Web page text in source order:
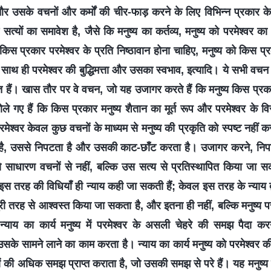
उसके वचनों और कर्मों की चीर-फाड़ करने के लिए विभिन्न प्रकार के
सत्यों का समावेश है, जैसे कि मनुष्य का कर्तव्य, मनुष्य को परमेश्वर का
प्रकार परमेश्वर के प्रति निष्ठावान होना चाहिए, मनुष्य को किस
ही परमेश्वर की बुद्धिमत्ता और उसका स्वभाव, इत्यादि। ये सभी
हैं। खास तौर पर वे वचन, जो यह उजागर करते हैं कि मनुष्य किस
गए हैं कि किस प्रकार मनुष्य शैतान का मूर्त रूप और परमेश्वर के
केवल कुछ वचनों के माध्यम से मनुष्य की प्रकृति को स्पष्ट नहीं
उससे निपटता है और उसकी काट-छाँट करता है। उजागर करने,
साधारण वचनों से नहीं, बल्कि उस सत्य से प्रतिस्थापित किया जा
तरह की विधियाँ ही न्याय कही जा सकती हैं; केवल इस तरह के न्याय
तरह से आश्वस्त किया जा सकता है, और इतना ही नहीं, बल्कि मनुष्य
का कार्य मनुष्य में परमेश्वर के असली चेहरे की समझ पैदा
सामने लाने का काम करता है। न्याय का कार्य मनुष्य को परमेश्वर
की अधिक समझ प्राप्त कराता है, जो उसकी समझ से परे हैं। यह मनुष्य